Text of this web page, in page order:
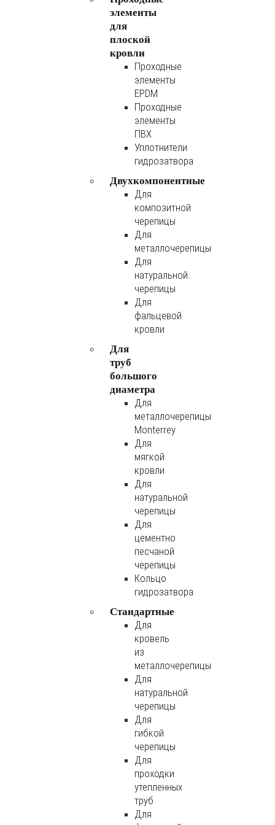
элементы
для
плоской
кровли
Проходные
элементы
EPDM
Проходные
элементы
ПВХ
Уплотнители
гидрозатвора
Двухкомпонентные
Для
композитной
черепицы
Для
металлочерепицы
Для
натуральной
черепицы
Для
фальцевой
кровли
Для
труб
большого
диаметра
Для
металлочерепицы
Monterrey
Для
мягкой
кровли
Для
натуральной
черепицы
Для
цементно
песчаной
черепицы
Кольцо
гидрозатвора
Стандартные
Для
кровель
из
металлочерепицы
Для
натуральной
черепицы
Для
гибкой
черепицы
Для
проходки
утепленных
труб
Для